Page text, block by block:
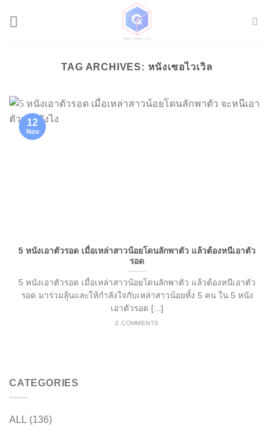
TAG ARCHIVES: หนังเซอไวเวิล
5 หนังเอาตัวรอด เมื่อเหล่าสาวน้อยโดนลักพาตัว แล้วต้องหนีเอาตัว
รอด
5 หนังเอาตัวรอด เมื่อเหล่าสาวน้อยโดนลักพาตัว แล้วต้องหนีเอาตัว
รอด มาร่วมลุ้นและให้กำลังใจกับเหล่าสาวน้อยทั้ง 5 คน ใน 5 หนัง
เอาตัวรอด [...]
2 COMMENTS
12
Nov
CATEGORIES
ALL (136)